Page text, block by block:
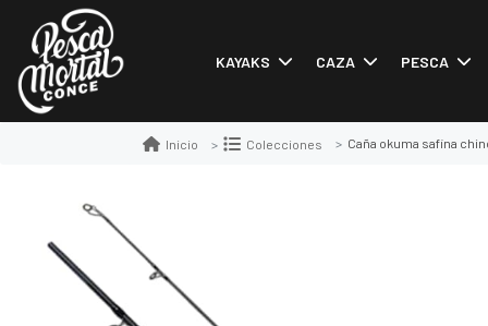
KAYAKS CAZA PESCA
Inicio Colecciones Caña okuma safina